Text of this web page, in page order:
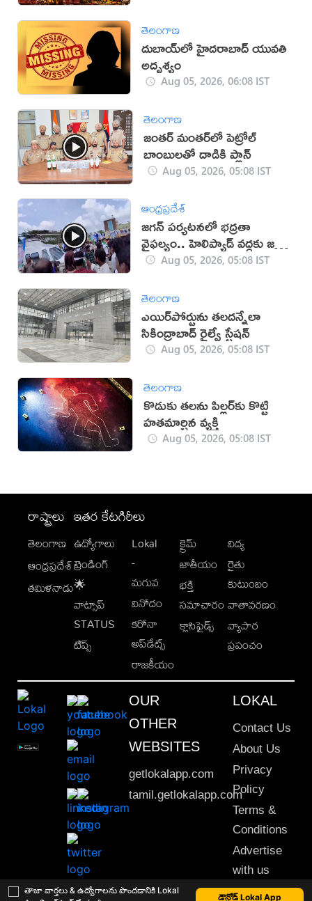
తాజా వార్తలు & ఉద్యోగాలను పొందడానికి Lokal
డౌన్లోడ్ Lokal App
తెలంగాణ
దుబాయ్‌లో హైదరాబాద్ యువతి
అదృశ్యం
Aug 05, 2026, 06:08 IST
తెలంగాణ
జంతర్ మంతర్‌లో పెట్రోల్
బాంబులతో దాడికి ప్లాన్
Aug 05, 2026, 05:08 IST
ఆంధ్రప్రదేశ్
జగన్ పర్యటనలో భద్రతా
వైఫల్యం.. హెలిప్యాడ్ వద్దకు జనం
(వీడియో)
Aug 05, 2026, 05:08 IST
తెలంగాణ
ఎయిర్‌పోర్టును తలదన్నేలా
సికింద్రాబాద్ రైల్వే స్టేషన్
Aug 05, 2026, 05:08 IST
తెలంగాణ
కొడుకు తలను పిల్లర్‌కు కొట్టి
హతమార్చిన వ్యక్తి
Aug 05, 2026, 05:08 IST
రాష్ట్రాలు
తెలంగాణ
ఆంధ్రప్రదేశ్
తమిళనాడు
ఇతర కేటగిరీలు
ఉద్యోగాలు
ట్రెండింగ్
🌟
వాట్సాప్
STATUS
టిప్స్
Lokal
-
మగువ
వినోదం
కరోనా
అప్‌డేట్స్
రాజకీయం
క్రైమ్
జాతీయం
భక్తి
సమాచారం
క్లాసిఫైడ్స్
విద్య
రైతు
కుటుంబం
వాతావరణం
వ్యాపార
ప్రపంచం
OUR
OTHER
WEBSITES
getlokalapp.com
tamil.getlokalapp.com
LOKAL
Contact Us
About Us
Privacy
Policy
Terms &
Conditions
Advertise
with us
Sitemap